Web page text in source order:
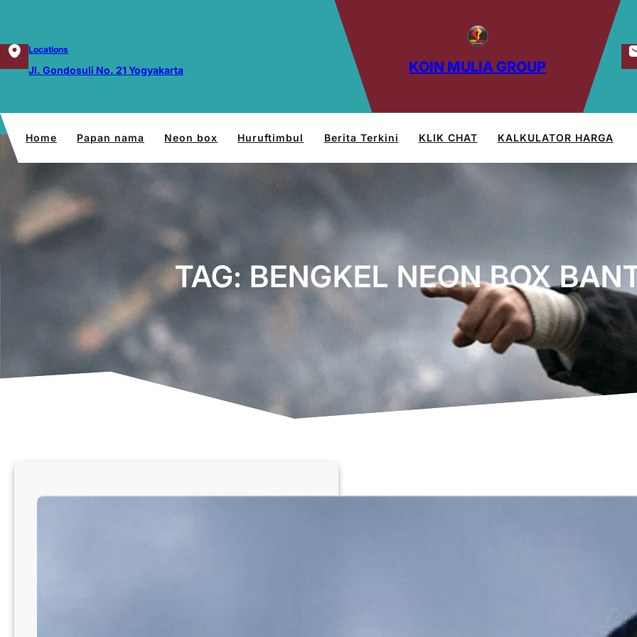
konten
Locations
Jl. Gondosuli No. 21 Yogyakarta KOIN MULIA GROUP
Home Papan nama Neon box Huruftimbul Berita Terkini KLIK CHAT KALKULATOR HARGA
TAG: BENGKEL NEON BOX